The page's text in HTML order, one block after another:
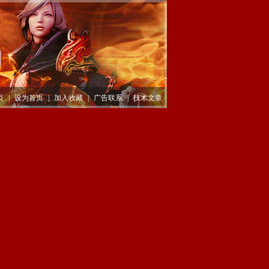
技术文章
广告联系 |
加入收藏 |
设为首页 |
|